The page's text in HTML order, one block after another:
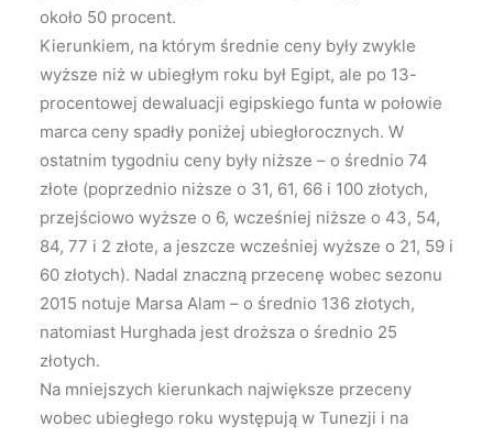
około 50 procent.
Kierunkiem, na którym średnie ceny były zwykle
wyższe niż w ubiegłym roku był Egipt, ale po 13-
procentowej dewaluacji egipskiego funta w połowie
marca ceny spadły poniżej ubiegłorocznych. W
ostatnim tygodniu ceny były niższe – o średnio 74
złote (poprzednio niższe o 31, 61, 66 i 100 złotych,
przejściowo wyższe o 6, wcześniej niższe o 43, 54,
84, 77 i 2 złote, a jeszcze wcześniej wyższe o 21, 59 i
60 złotych). Nadal znaczną przecenę wobec sezonu
2015 notuje Marsa Alam – o średnio 136 złotych,
natomiast Hurghada jest droższa o średnio 25
złotych.
Na mniejszych kierunkach największe przeceny
wobec ubiegłego roku występują w Tunezji i na